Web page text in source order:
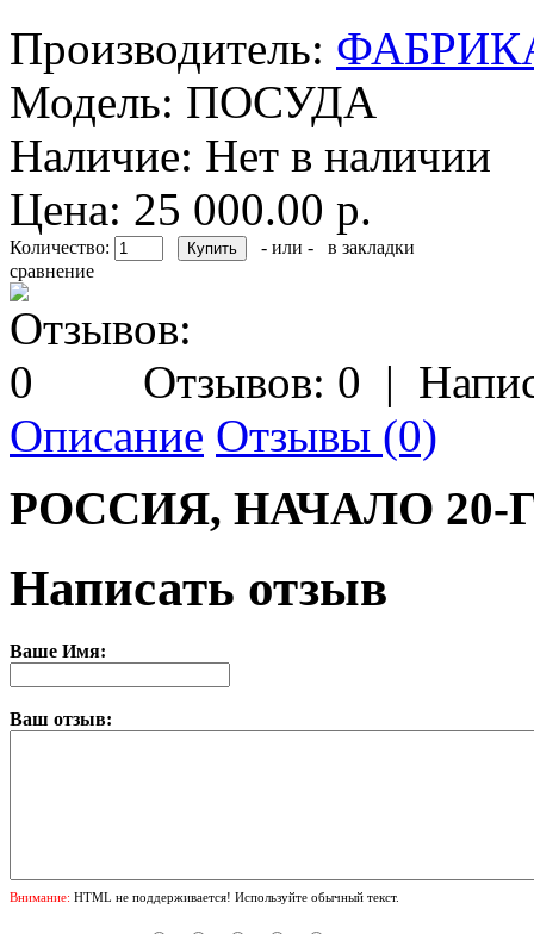
Производитель:
Модель: ПОСУДА
Наличие: Нет в наличии
Цена: 25 000.00 р.
Количество: - или -
в закладки
сравнение
Отзывов: 0 |
Описание Отзывы (0)
РОССИЯ, НАЧАЛО 20-
Написать отзыв
Ваше Имя:
Ваш отзыв:
Внимание: HTML не поддерживается! Используйте обычный текст.